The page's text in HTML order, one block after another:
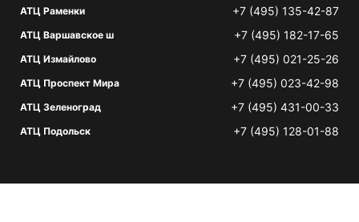
АТЦ Раменки +7 (495) 135-42-87
АТЦ Варшавское ш +7 (495) 182-17-65
АТЦ Измайлово +7 (495) 021-25-26
АТЦ Проспект Мира +7 (495) 023-42-98
АТЦ Зеленоград +7 (495) 431-00-33
АТЦ Подольск +7 (495) 128-01-88